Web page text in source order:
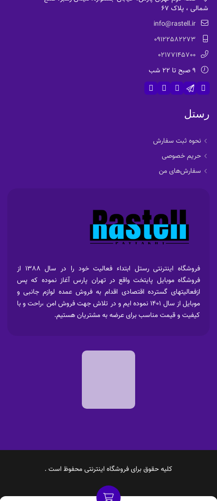
شمالی ، پلاک 67
info@rastell.ir
09122582273
02177145700
9 صبح تا 22 شب
رستل
نحوه ثبت سفارش
حریم خصوصی
سفارش‌های من
فروشگاه اینترنتی رستل ابتداء فعالیت خود را در سال 1388 از
فروشگاه موبایل پایتخت واقع در تهران پارس آغاز نموده که پس
ازفعالیتهای گسترده اقتصادی اقدام به فروش عمده لوازم جانبی و
موبایل از سال 1401 نموده ایم و در تلاش جهت فروش امن ،راحت و با
کیفیت و قیمت مناسب برای عرضه به مشتریان هستیم.
کلیه حقوق برای فروشگاه اینترنتی محفوظ است .